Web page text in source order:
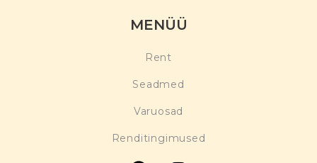
MENÜÜ
Rent
Seadmed
Varuosad
Renditingimused